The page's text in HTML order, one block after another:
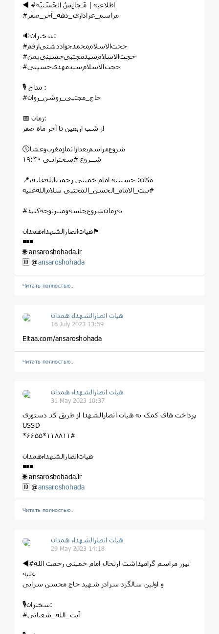
◀️ #اطلاعیه | مَـجالِسُ الحَسَنیَه
#مراسم_عزاداری_دهه_آخر_صفر
🔉سخنران:
#حجت‌الاسلام‌محمدجواددشتی‌ازقم
#حجت‌الاسلام‌سيدمجتبی‌حسینی‌یمن
#حجت‌الاسلام‌سیدمهدی‌حسینی
🎙 مداح :
#حاج_مجتبی_روشن_روان
📅 زمان:
از شب اربعین تا آخر ماه صفر
🕔شروع‌مراسم‌بعدازانمازمغرب‌و‌عشا
شــروع #سخنرانـی ۱۹:۳۰
📍مکان: حسینیه امام خمینی رحمت‌الله‌علیه،
#بیت_الامام_الحسن_المجتبی سلام‌الله‌علیه
#به‌زمان‌شروع‌جلسه‌و‌منبرتوجه‌کنید
هیات‌انصارالشهداءهمدان🏴
◾◾◾
🌐 ansaroshohada.ir
🆔 @ansaroshohada
Читать полностью…
هیات انصارالشهداء همدان
16 July 2023 13:59
Eitaa.com/ansaroshohada
Читать полностью…
هیات انصارالشهداء همدان
31 May 2023 10:37
پرداخت های کمک به هیات انصارالشهدا از طریق کد دستوری
USSD
*۶۶۵۵*۱۱۸۸۱۱#
هیات‌انصارالشهداءهمدان
◾️◾️◾️
🌐 ansaroshohada.ir
🆔 @ansaroshohada
Читать полностью…
هیات انصارالشهداء همدان
29 May 2023 14:18
◀️#تیزر مراسم گرامیداشت ارتحال امام خمینی رحمت الله
علیه
و اولین سالگرد سرادر شهید حاج محسن سرابی
🎙سخنران:
#آیت_الله_شعبانی